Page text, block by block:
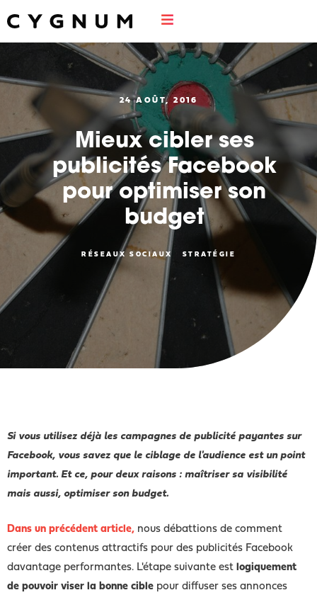
24 AOÛT, 2016
Mieux cibler ses
publicités Facebook
pour optimiser son
budget
RÉSEAUX SOCIAUX STRATÉGIE
Si vous utilisez déjà les campagnes de publicité payantes sur
Facebook, vous savez que le ciblage de l'audience est un point
important. Et ce, pour deux raisons : maîtriser sa visibilité
mais aussi, optimiser son budget.
Dans un précédent article, nous débattions de comment
créer des contenus attractifs pour des publicités Facebook
davantage performantes. L'étape suivante est logiquement
de pouvoir viser la bonne cible pour diffuser ses annonces